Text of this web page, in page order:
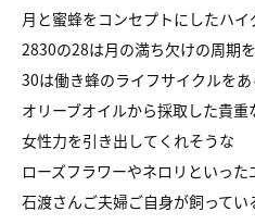
月と蜜蜂をコンセプトにしたハイ
2830の28は月の満ち欠けの周期を
30は働き蜂のライフサイクルをあ
オリーブオイルから採取した貴重
女性力を引き出してくれそうな
ローズフラワーやネロリといった
石渡さんご夫婦ご自身が飼ってい